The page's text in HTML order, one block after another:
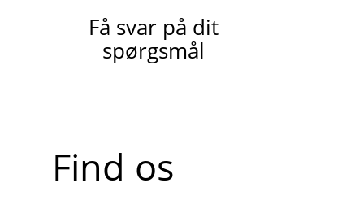
Få svar på dit
spørgsmål
Find os